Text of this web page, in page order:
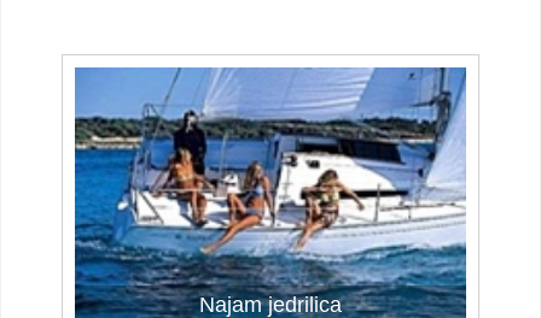
Najam jedrilica
Najam jedrilica